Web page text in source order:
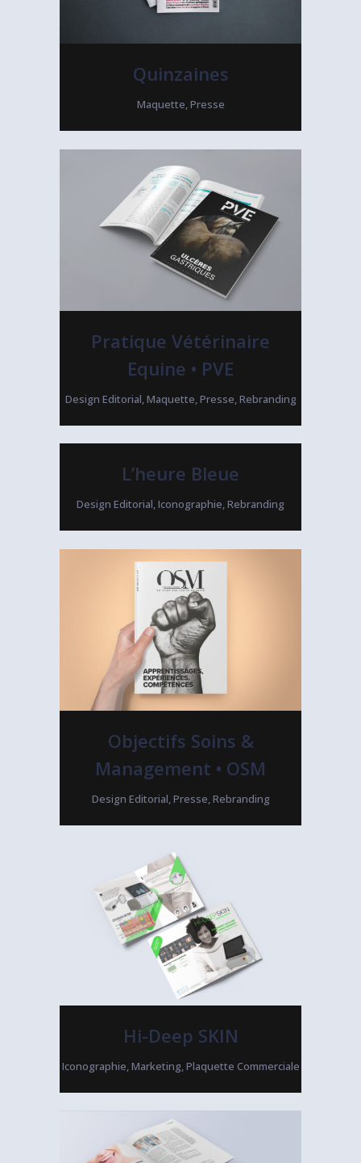
Quinzaines
Maquette, Presse
Pratique Vétérinaire
Equine • PVE
Design Editorial, Maquette, Presse, Rebranding
L’heure Bleue
Design Editorial, Iconographie, Rebranding
Objectifs Soins &
Management • OSM
Design Editorial, Presse, Rebranding
Hi-Deep SKIN
Iconographie, Marketing, Plaquette Commerciale